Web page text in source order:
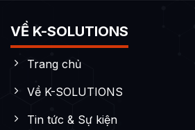
VỀ K-SOLUTIONS
Trang chủ
Về K-SOLUTIONS
Tin tức & Sự kiện